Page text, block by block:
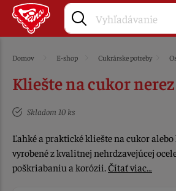
Domov E-shop Cukrárske potreby
Kliešte na cukor nerez
Skladom 10 ks
Ľahké a praktické kliešte na cukor alebo
vyrobené z kvalitnej nehrdzavejúcej
poškriabaniu a korózii.Čítať viac…